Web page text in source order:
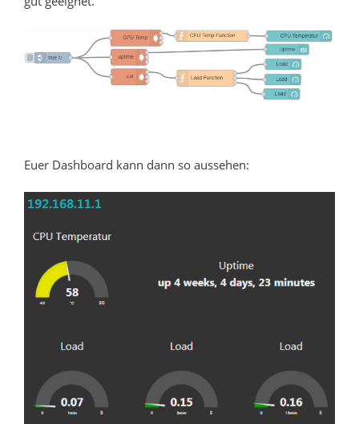
Euer Dashboard kann dann so aussehen: